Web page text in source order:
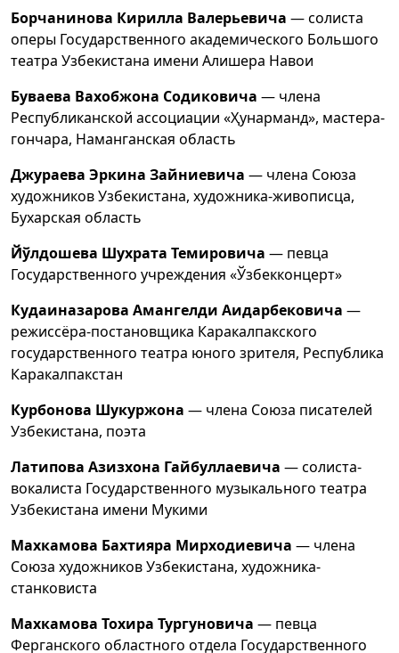
Борчанинова Кирилла Валерьевича — солиста
оперы Государственного академического Большого
театра Узбекистана имени Алишера Навои
Буваева Вахобжона Содиковича — члена
Республиканской ассоциации «Ҳунарманд», мастера-
гончара, Наманганская область
Джураева Эркина Зайниевича — члена Союза
художников Узбекистана, художника-живописца,
Бухарская область
Йўлдошева Шухрата Темировича — певца
Государственного учреждения «Ўзбекконцерт»
Кудаиназарова Амангелди Аидарбековича —
режиссёра-постановщика Каракалпакского
государственного театра юного зрителя, Республика
Каракалпакстан
Курбонова Шукуржона — члена Союза писателей
Узбекистана, поэта
Латипова Азизхона Гайбуллаевича — солиста-
вокалиста Государственного музыкального театра
Узбекистана имени Мукими
Махкамова Бахтияра Мирходиевича — члена
Союза художников Узбекистана, художника-
станковиста
Махкамова Тохира Тургуновича — певца
Ферганского областного отдела Государственного